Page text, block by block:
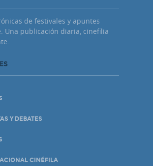
de festivales y apuntes
Una publicación diaria, cinefilia
Y DEBATES
CINÉFILA